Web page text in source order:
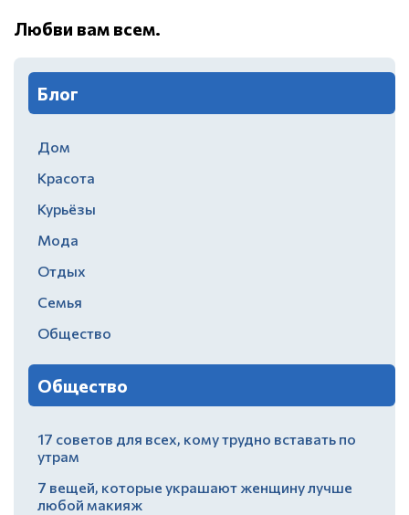
Любви вам всем.
Блог
Дом
Красота
Курьёзы
Мода
Отдых
Семья
Общество
Общество
17 советов для всех, кому трудно вставать по
утрам
7 вещей, которые украшают женщину лучше
любой макияж